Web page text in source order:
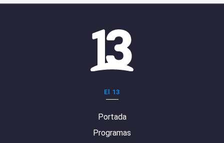
El 13
Portada
Programas